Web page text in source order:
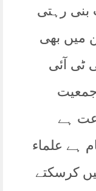
بنی رہتی
میں بھی
ٹی آئی
جمعیت
ہے
ہے علماء
کرسکتے